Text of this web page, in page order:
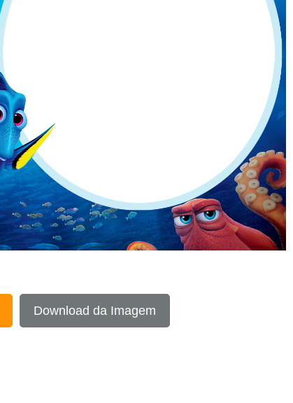
Download da Imagem